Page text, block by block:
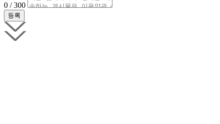
0 / 300